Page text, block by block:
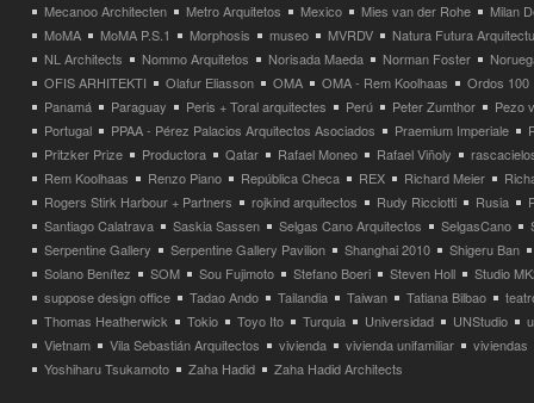
Mecanoo Architecten
Metro Arquitetos Mexico Mies van der Rohe
Milan
MoMA
MoMA P.S.1 Morphosis museo MVRDV
Natura Futura
NL Architects
Nommo Arquitetos Norisada Maeda Norman Foster
OFIS ARHITEKTI
Olafur Eliasson OMA OMA - Rem Koolhaas
Ordos 100
Panamá
Paraguay Peris + Toral arquitectes Perú Peter Zumthor
Pezo
Portugal
PPAA - Pérez Palacios Arquitectos Asociados Praemium Imperiale
Pritzker Prize
Productora Qatar Rafael Moneo Rafael Viñoly
Rem Koolhaas
Renzo Piano República Checa REX Richard Meier
Rogers Stirk Harbour + Partners
rojkind arquitectos Rudy Ricciotti Rusia
Santiago Calatrava
Saskia Sassen Selgas Cano Arquitectos SelgasCano
Serpentine Gallery
Serpentine Gallery Pavilion Shanghai 2010
Shigeru Ban
Solano Benítez
SOM Sou Fujimoto Stefano Boeri Steven Holl
Studio
suppose design office
Tadao Ando Tailandia Taiwan Tatiana Bilbao
Thomas Heatherwick
Tokio Toyo Ito Turquia Universidad UNStudio
Vietnam
Vila Sebastián Arquitectos vivienda vivienda unifamiliar
viviendas
Yoshiharu Tsukamoto
Zaha Hadid Zaha Hadid Architects